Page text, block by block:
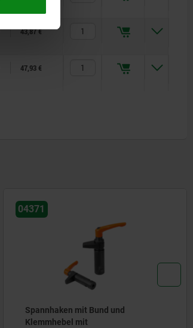
43,87 €
47,93 €
04371
Spannhaken mit Bund und
Klemmhebel mit